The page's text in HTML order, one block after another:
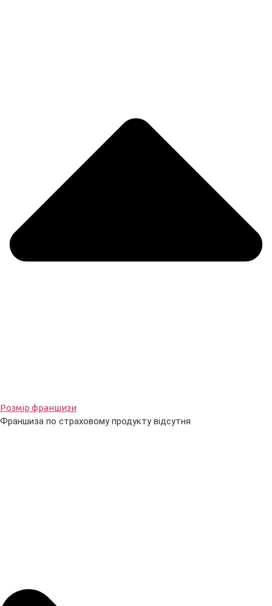
Розмір франшизи
Франшиза по страховому продукту відсутня